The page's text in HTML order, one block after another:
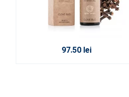
97.50 lei